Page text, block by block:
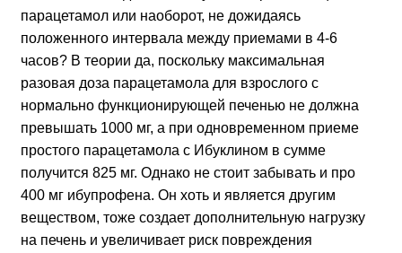
парацетамол или наоборот, не дожидаясь
положенного интервала между приемами в 4-6
часов? В теории да, поскольку максимальная
разовая доза парацетамола для взрослого с
нормально функционирующей печенью не должна
превышать 1000 мг, а при одновременном приеме
простого парацетамола с Ибуклином в сумме
получится 825 мг. Однако не стоит забывать и про
400 мг ибупрофена. Он хоть и является другим
веществом, тоже создает дополнительную нагрузку
на печень и увеличивает риск повреждения